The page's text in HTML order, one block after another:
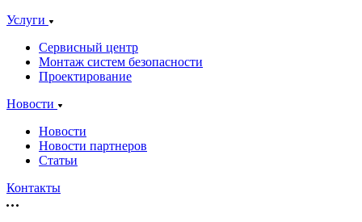
Услуги
Сервисный центр
Монтаж систем безопасности
Проектирование
Новости
Новости
Новости партнеров
Статьи
Контакты